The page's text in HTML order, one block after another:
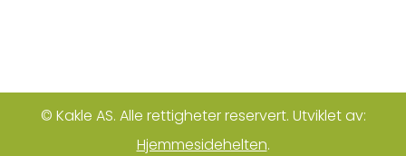
© Kakle AS. Alle rettigheter reservert. Utviklet av:
Hjemmesidehelten.